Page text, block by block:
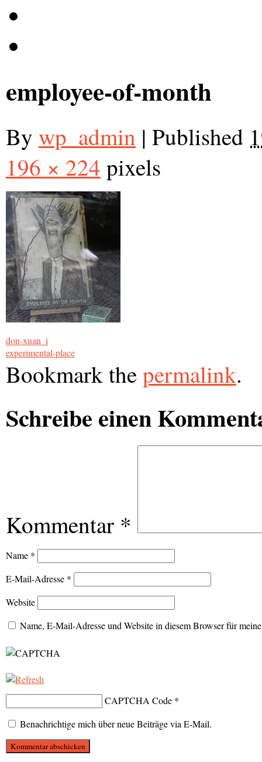
employee-of-month
By wp_admin | Published
196 × 224 pixels
don-xuan_i
experimental-place
Bookmark thepermalink.
Schreibe einen
Kommentar *
Name *
E-Mail-Adresse *
Website
Name, E-Mail-Adresse und Website in diesem Browser für
CAPTCHA Code *
Benachrichtige mich über neue Beiträge via E-Mail.